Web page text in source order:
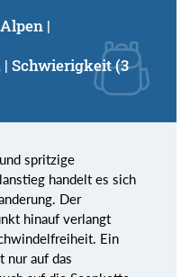
|
| Schwierigkeit (3
spritzige
handelt es sich
Der
hinauf verlangt
Ein
nur auf das